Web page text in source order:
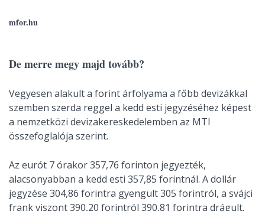
mfor.hu
De merre megy majd tovább?
Vegyesen alakult a forint árfolyama a főbb devizákkal
szemben szerda reggel a kedd esti jegyzéséhez képest
a nemzetközi devizakereskedelemben az MTI
összefoglalója szerint.
Az eurót 7 órakor 357,76 forinton jegyezték,
alacsonyabban a kedd esti 357,85 forintnál. A dollár
jegyzése 304,86 forintra gyengült 305 forintról, a svájci
frank viszont 390,20 forintról 390,81 forintra drágult.